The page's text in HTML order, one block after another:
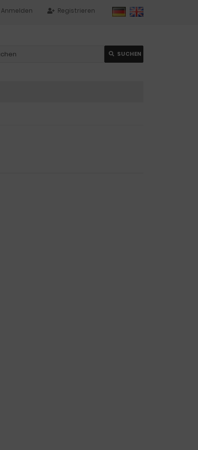
Registrieren
Anmelden
SUCHEN